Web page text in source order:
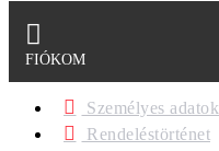
FIÓKOM
Személyes adatok
Rendeléstörténet